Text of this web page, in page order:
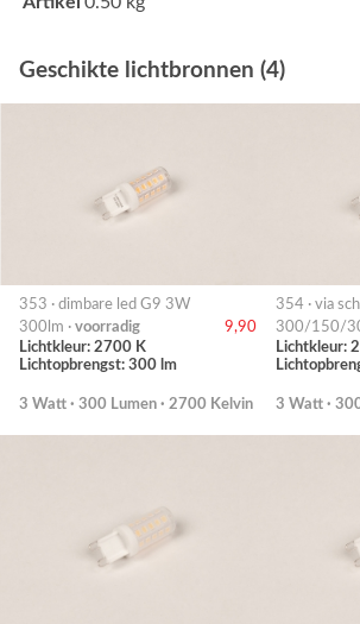
Geschikte lichtbronnen (4)
353 · dimbare led G9 3W
300lm · voorradig
9,90
Lichtkleur: 2700 K
Lichtopbrengst: 300 lm
3 Watt · 300 Lumen · 2700 Kelvin
354 · via
300/150/
Lichtkleur:
3 Watt ·